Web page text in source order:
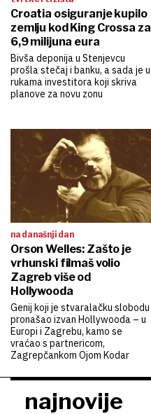
Croatia osiguranje kupilo
zemlju kod King Crossa za
6,9 milijuna eura
Bivša deponija u Stenjevcu
prošla stečaj i banku, a sada je u
rukama investitora koji skriva
planove za novu zonu
na današnji dan
Orson Welles: Zašto je
vrhunski filmaš volio
Zagreb više od
Hollywooda
Genij koji je stvaralačku slobodu
pronašao izvan Hollywooda – u
Europi i Zagrebu, kamo se
vraćao s partnericom,
Zagrepčankom Ojom Kodar
najnovije